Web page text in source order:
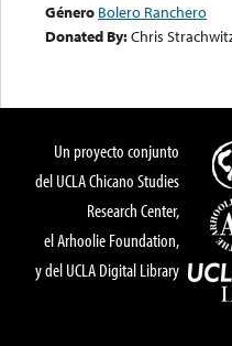
Género Bolero Ranchero
Donated By:Chris
Un proyecto conjunto
del UCLA Chicano Studies
Research Center,
el Arhoolie Foundation,
y del UCLA Digital Library